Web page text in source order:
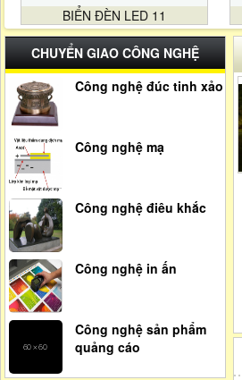
BIỂN ĐÈN LED 11
CHUYỂN GIAO CÔNG NGHỆ
Công nghệ đúc tinh xảo
Công nghệ mạ
Công nghệ điêu khắc
Công nghệ in ấn
Công nghệ sản phẩm
quảng cáo